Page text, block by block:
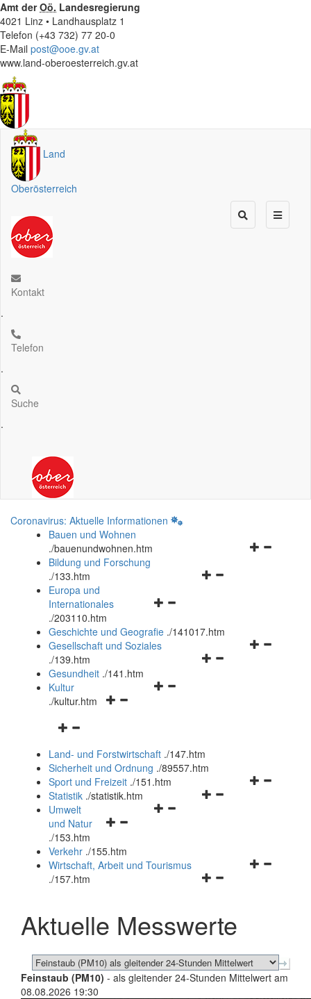
Amt derOö. Landesregierung
4021 Linz • Landhausplatz 1
Telefon (+43 732) 77 20-0
E-Mail post@ooe.gv.at
www.land-oberoesterreich.gv.at
Land
Oberösterreich
Kontakt
.
Telefon
.
Suche
.
Coronavirus: Aktuelle Informationen
Bauen und Wohnen
./bauenundwohnen.htm
Navigationsmenü
Bildung und Forschung
./133.htm
Navigationsmenü
und
schließen
Europa und
Internationales
./203110.htm
Geschichte und Geografie ./141017.htm
Navigationsmenü
Gesellschaft und Soziales
./139.htm
Navigationsmenü
Gesundheit ./141.htm
Navigationsmenü
Kultur
./kultur.htm
Navigationsmenü
und
schließen
Land- und Forstwirtschaft ./147.htm
Sicherheit und Ordnung ./89557.htm
Navigationsmenü
Sport und Freizeit ./151.htm
Navigationsmenü
Statistik ./statistik.htm
Navigationsmenü
und
schließen
Umwelt
und Natur
./153.htm
Verkehr ./155.htm
Navigationsmenü
schließen
Wirtschaft, Arbeit und Tourismus
./157.htm
Aktuelle Messwerte
Feinstaub (PM10) - als gleitender 24-Stunden Mittelwert am
08.08.2026 19:30